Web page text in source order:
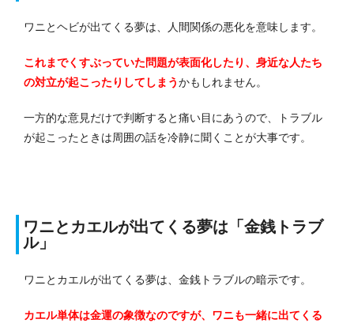
ワニとヘビが出てくる夢は、人間関係の悪化を意味します。
これまでくすぶっていた問題が表面化したり、身近な人たち
の対立が起こったりしてしまうかもしれません。
一方的な意見だけで判断すると痛い目にあうので、トラブル
が起こったときは周囲の話を冷静に聞くことが大事です。
ワニとカエルが出てくる夢は「金銭トラブ
ル」
ワニとカエルが出てくる夢は、金銭トラブルの暗示です。
カエル単体は金運の象徴なのですが、ワニも一緒に出てくる